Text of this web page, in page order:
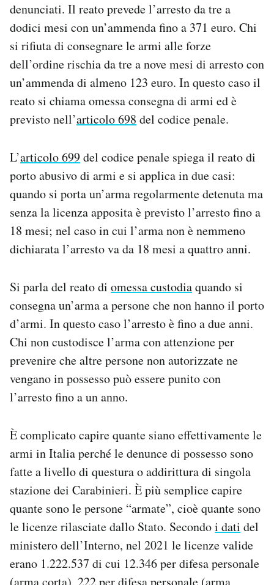
denunciati. Il reato prevede l’arresto da tre a
dodici mesi con un’ammenda fino a 371 euro. Chi
si rifiuta di consegnare le armi alle forze
dell’ordine rischia da tre a nove mesi di arresto con
un’ammenda di almeno 123 euro. In questo caso il
reato si chiama omessa consegna di armi ed è
previsto nell’articolo 698 del codice penale.
L’articolo 699del codice penale spiega il reato di
porto abusivo di armi e si applica in due casi:
quando si porta un’arma regolarmente detenuta ma
senza la licenza apposita è previsto l’arresto fino a
18 mesi; nel caso in cui l’arma non è nemmeno
dichiarata l’arresto va da 18 mesi a quattro anni.
Si parla del reato di omessa custodiaquando si
consegna un’arma a persone che non hanno il porto
d’armi. In questo caso l’arresto è fino a due anni.
Chi non custodisce l’arma con attenzione per
prevenire che altre persone non autorizzate ne
vengano in possesso può essere punito con
l’arresto fino a un anno.
È complicato capire quante siano effettivamente le
armi in Italia perché le denunce di possesso sono
fatte a livello di questura o addirittura di singola
stazione dei Carabinieri. È più semplice capire
quante sono le persone “armate”, cioè quante sono
le licenze rilasciate dallo Stato. Secondoi dati del
ministero dell’Interno, nel 2021 le licenze valide
erano 1.222.537 di cui 12.346 per difesa personale